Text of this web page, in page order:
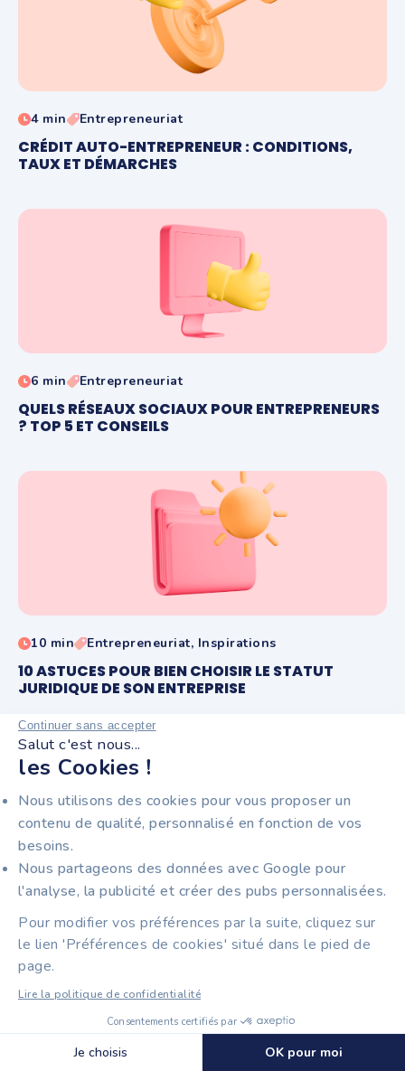
Continuer sans accepter
Salut c'est nous...
les Cookies !
Nous utilisons des cookies pour vous proposer un
contenu de qualité, personnalisé en fonction de vos
besoins.
Nous partageons des données avec Google pour
l'analyse, la publicité et créer des pubs personnalisées.
Pour modifier vos préférences par la suite, cliquez sur
le lien 'Préférences de cookies' situé dans le pied de
page.
Lire la politique de confidentialité
Consentements certifiés par
Je choisis OK pour moi
🍪 Cookies
4 min Entrepreneuriat
CRÉDIT AUTO-ENTREPRENEUR : CONDITIONS,
TAUX ET DÉMARCHES
6 min Entrepreneuriat
QUELS RÉSEAUX SOCIAUX POUR ENTREPRENEURS
? TOP 5 ET CONSEILS
10 min Entrepreneuriat, Inspirations
10 ASTUCES POUR BIEN CHOISIR LE STATUT
JURIDIQUE DE SON ENTREPRISE
GÉNÉRER DES LEADS GRÂCE À LA VIDÉO : 7
ASTUCES PRATIQUES